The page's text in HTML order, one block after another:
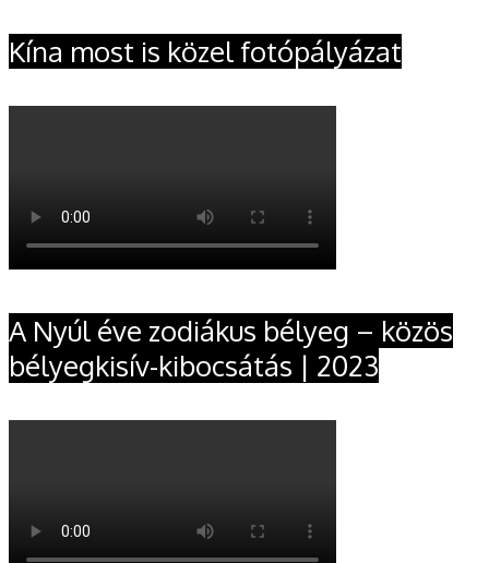
Kína most is közel fotópályázat
A Nyúl éve zodiákus bélyeg – közös
bélyegkisív-kibocsátás | 2023